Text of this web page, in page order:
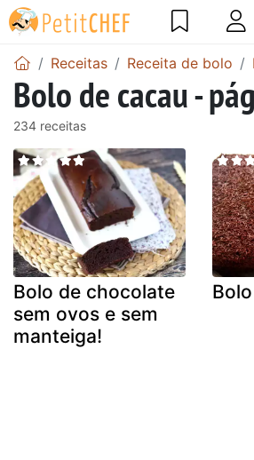
Receitas Receita de bolo
Bolo de cacau -
234 receitas
Bolo de chocolate
sem ovos e sem
manteiga!